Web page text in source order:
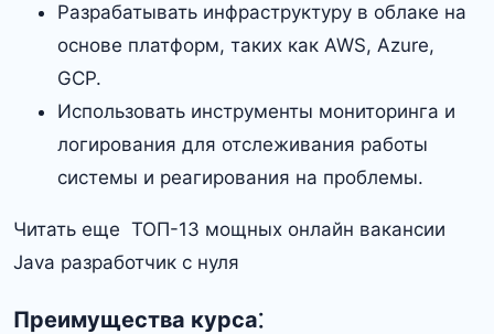
Разрабатывать инфраструктуру в облаке на
основе платформ, таких как AWS, Azure,
GCP.​
Использовать инструменты мониторинга и
логирования для отслеживания работы
системы и реагирования на проблемы.​
Читать еще ТОП-13 мощных онлайн вакансии
Java разработчик с нуля
Преимущества курса⁚